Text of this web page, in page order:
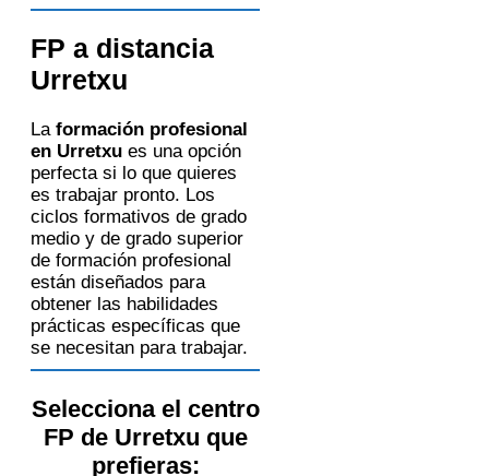
FP a distancia
Urretxu
La formación profesional
en Urretxu es una opción
perfecta si lo que quieres
es trabajar pronto. Los
ciclos formativos de grado
medio y de grado superior
de formación profesional
están diseñados para
obtener las habilidades
prácticas específicas que
se necesitan para trabajar.
Selecciona el centro
FP de Urretxu que
prefieras: